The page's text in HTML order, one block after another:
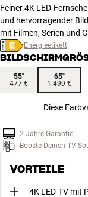
Feiner 4K LED-
und hervorragender
mit Filmen, Serien und
Energieetikett
55"
477 €
65"
1.499 €
Diese
2 Jahre Garantie
Booste Deinen TV-
VORTEILE
4K LED-TV mit